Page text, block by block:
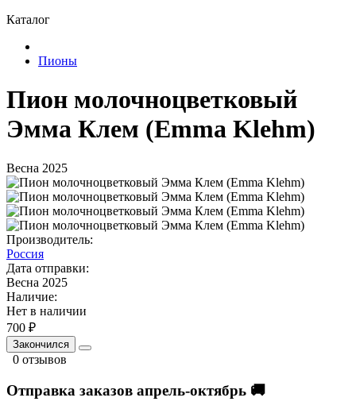
Каталог
Пионы
Пион молочноцветковый
Эмма Клем (Emma Klehm)
Весна 2025
Производитель:
Россия
Дата отправки:
Весна 2025
Наличие:
Нет в наличии
700 ₽
Закончился
0 отзывов
Отправка заказов апрель-октябрь 🚚